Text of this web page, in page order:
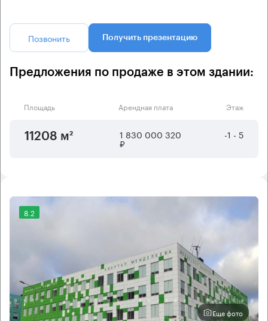
Позвонить Получить презентацию
Предложения по продаже в этом здании:
Площадь Арендная плата Этаж
11208 м² 1 830 000 320
₽
-1 - 5
8.2
Еще фото